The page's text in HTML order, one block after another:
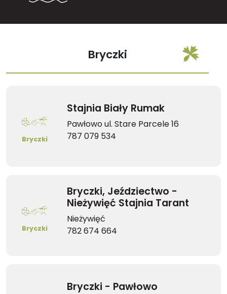
Bryczki
Bryczki
Stajnia Biały Rumak
Pawłowo ul. Stare Parcele 16
787 079 534
Bryczki
Bryczki, Jeździectwo -
Nieżywięć Stajnia Tarant
Nieżywięć
782 674 664
Bryczki - Pawłowo